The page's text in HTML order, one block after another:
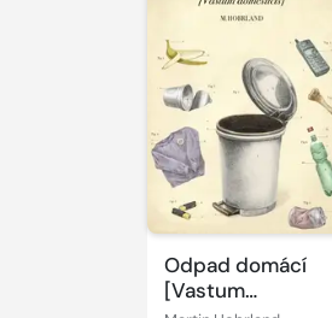
Odpad domácí
[Vastum